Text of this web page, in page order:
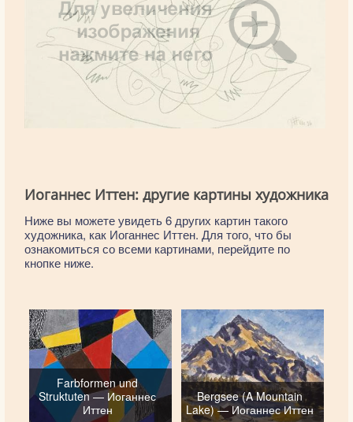
Иоганнес Иттен: другие картины художника
Ниже вы можете увидеть 6 других картин такого
художника, как Иоганнес Иттен. Для того, что бы
ознакомиться со всеми картинами, перейдите по
кнопке ниже.
Farbformen und
Struktuten — Иоганнес
Иттен
Bergsee (A Mountain
Lake) — Иоганнес Иттен